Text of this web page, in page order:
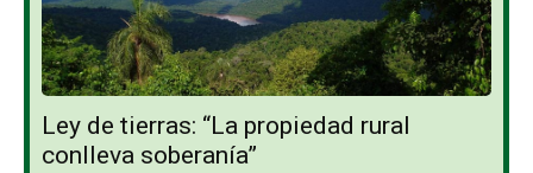
Ley de tierras: “La propiedad rural
conlleva soberanía”